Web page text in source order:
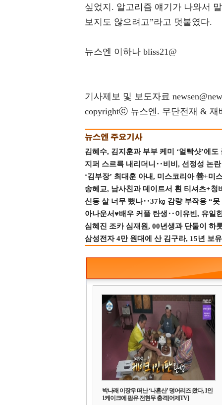
싶었지. 알고리즘 얘기가 나와서
보지도 않으려고”라고 덧붙였다.
뉴스엔 이하나 bliss21@
기사제보 및 보도자료
copyrightⓒ 뉴스엔. 무단전재 & 재
김혜수, 김지훈과 부부 케미 ‘얼빡샷’에도
지퍼 스르륵 내리더니‥비비, 선정성 논
‘김부장’ 최대훈 아내, 미스코리아 善+미
송혜교, 남사친과 데이트서 흰 티셔츠+
신동 살 너무 뺐나‥37㎏ 감량 부작용 “
아나운서♥배우 커플 탄생‥이유빈, 유일
심혜진 조카 심재원, 00년생과 단둘이 하
삼성전자 4만 원대에 산 김구라, 15년 보
박나래 이장우 떠난 ‘나혼산’ 덩어리즈 왔다, 1인
1케이크에 팜유 전현무 충격[어제TV]